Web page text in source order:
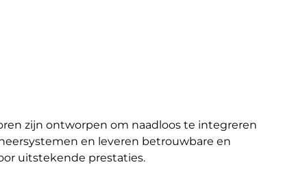
zijn ontworpen om naadloos te integreren
en leveren betrouwbare en
uitstekende prestaties.